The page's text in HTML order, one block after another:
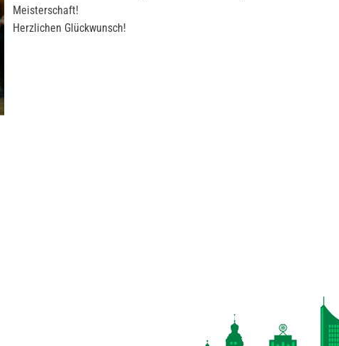
Meisterschaft!
Herzlichen Glückwunsch!